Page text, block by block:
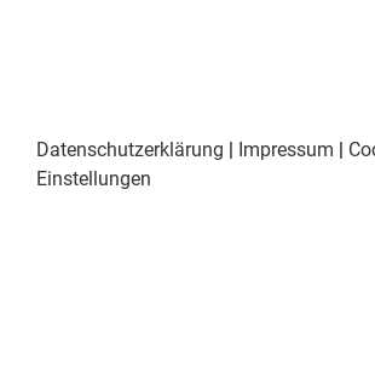
Datenschutzerklärung | Impressum |
Einstellungen